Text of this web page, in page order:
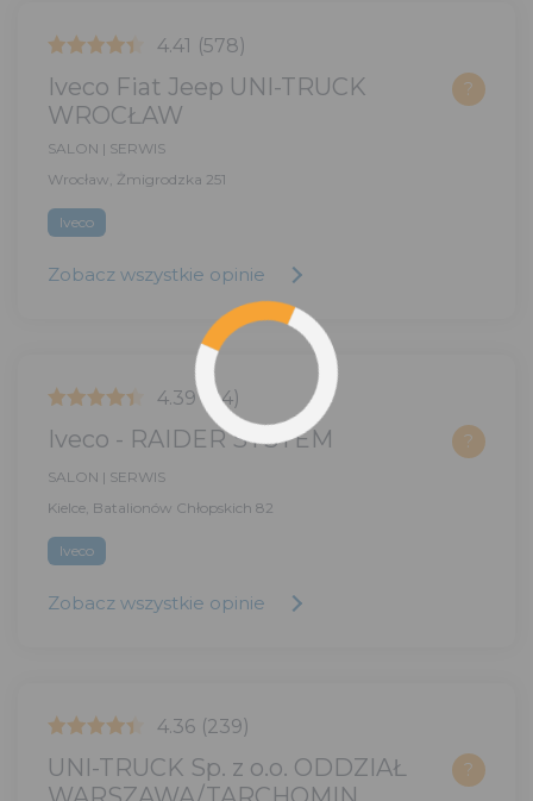
4.41 (578)
Iveco Fiat Jeep UNI-TRUCK
WROCŁAW
?
SALON | SERWIS
Wrocław, Żmigrodzka 251
Iveco
Zobacz wszystkie opinie
4.39 (84)
Iveco - RAIDER SYSTEM ?
SALON | SERWIS
Kielce, Batalionów Chłopskich 82
Iveco
Zobacz wszystkie opinie
4.36 (239)
UNI-TRUCK Sp. z o.o. ODDZIAŁ
?